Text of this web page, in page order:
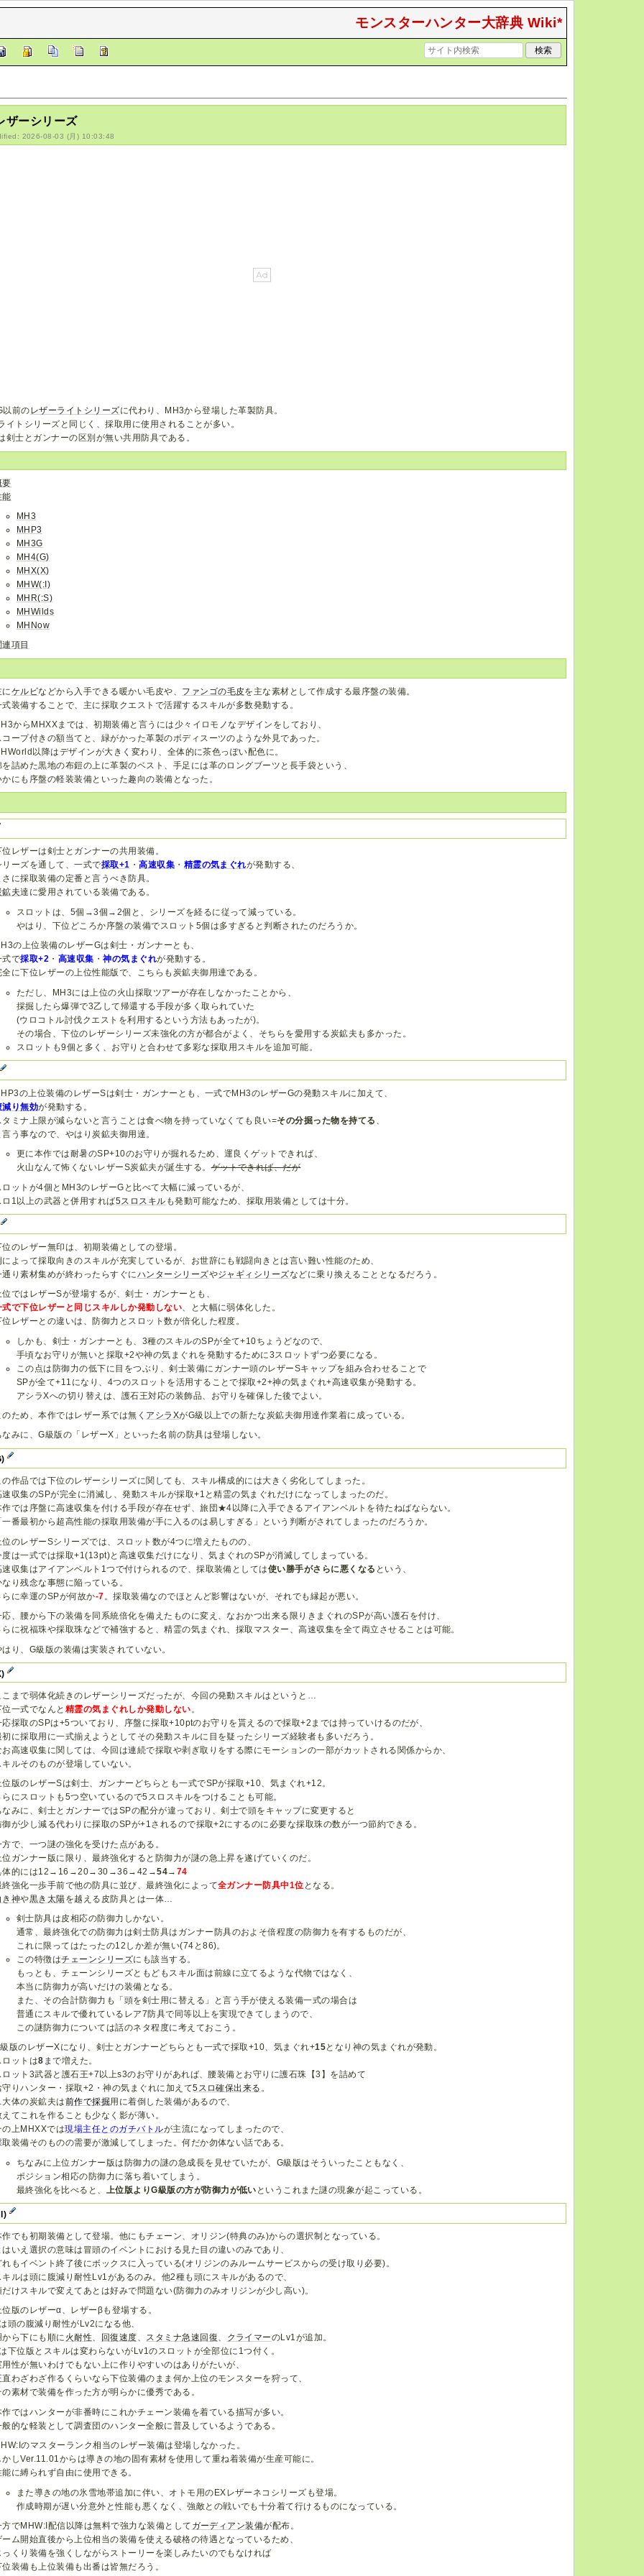
モンスターハンター大辞典 Wiki*
ザーシリーズ
2026-08-03 (月) 10:03:48
以前のレザーライトシリーズに代わり、MH3から登場した革製防具。
イトシリーズと同じく、採取用に使用されることが多い。
剣士とガンナーの区別が無い共用防具である。
要
能
MH3
MHP3
MH3G
MH4(G)
MHX(X)
MHW(:I)
MHR(:S)
MHWilds
MHNow
連項目
にケルビなどから入手できる暖かい毛皮や、 ファンゴの毛皮を主な素材として作成する最序盤の装備。
式装備することで、主に採取クエストで活躍するスキルが多数発動する。
からMHXXまでは、初期装備と言うには少々イロモノなデザインをしており、
コープ付きの額当てと、緑がかった革製のボディスーツのような外見であった。
以降はデザインが大きく変わり、全体的に茶色っぽい配色に。
を詰めた黒地の布鎧の上に革製のベスト、手足には革のロングブーツと長手袋という、
かにも序盤の軽装装備といった趣向の装備となった。
位レザーは剣士とガンナーの共用装備。
リーズを通して、一式で採取+1 ・高速収集 ・ 精霊の気まぐれが発動する、
さに採取装備の定番と言うべき防具。
鉱夫達に愛用されている装備である。
スロットは、5個→3個→2個と、シリーズを経るに従って減っている。
やはり、下位どころか序盤の装備でスロット5個は多すぎると判断されたのだろうか。
の上位装備のレザーGは剣士・ガンナーとも、
式で採取+2 ・ 高速収集 ・神の気まぐれが発動する。
全に下位レザーの上位性能版で、こちらも炭鉱夫御用達である。
ただし、MH3には上位の火山採取ツアーが存在しなかったことから、
採掘したら爆弾で3乙して帰還する手段が多く取られていた
(ウロコトル討伐クエストを利用するという方法もあったが)。
その場合、下位のレザーシリーズ未強化の方が都合がよく、そちらを愛用する炭鉱夫も多かった。
スロットも9個と多く、お守りと合わせて多彩な採取用スキルを追加可能。
の上位装備のレザーSは剣士・ガンナーとも、一式でMH3のレザーGの発動スキルに加えて、
減り無効が発動する。
タミナ上限が減らないと言うことは食べ物を持っていなくても良い=その分掘った物を持てる
言う事なので、やはり炭鉱夫御用達。
更に本作では耐暑のSP+10のお守りが掘れるため、運良くゲットできれば、
火山なんて怖くないレザーS炭鉱夫が誕生する。ゲットできれば、だが
ロットが4個とMH3のレザーGと比べて大幅に減っているが、
ロ1以上の武器と併用すれば5スロスキル も発動可能なため、採取用装備としては十分。
位のレザー無印は、初期装備としての登場。
によって採取向きのスキルが充実しているが、お世辞にも戦闘向きとは言い難い性能のため、
通り素材集めが終わったらすぐにハンターシリーズやジャギィシリーズなどに乗り換えることとなるだろう。
位ではレザーSが登場するが、剣士・ガンナーとも、
式で下位レザーと同じスキルしか発動しない、と大幅に弱体化した。
位レザーとの違いは、防御力とスロット数が倍化した程度。
しかも、剣士・ガンナーとも、3種のスキルのSPが全て+10ちょうどなので、
手頃なお守りが無いと採取+2や神の気まぐれを発動するために3スロットずつ必要になる。
この点は防御力の低下に目をつぶり、剣士装備にガンナー頭のレザーSキャップを組み合わせることで
SPが全て+11になり、4つのスロットを活用することで採取+2+神の気まぐれ+高速収集が発動する。
アシラXへの切り替えは、護石王対応の装飾品、お守りを確保した後でよい。
のため、本作ではレザー系では無く アシラXがG級以上での新たな炭鉱夫御用達作業着に成っている。
なみに、G級版の「レザーX」といった名前の防具は登場しない。
の作品では下位のレザーシリーズに関しても、スキル構成的には大きく劣化してしまった。
速収集のSPが完全に消滅し、発動スキルが採取+1と精霊の気まぐれだけになってしまったのだ。
作では序盤に高速収集を付ける手段が存在せず、旅団★4以降に入手できるアイアンベルトを待たねばならない。
一番最初から超高性能の採取用装備が手に入るのは易しすぎる」という判断がされてしまったのだろうか。
位のレザーSシリーズでは、スロット数が4つに増えたものの、
度は一式では採取+1(13pt)と高速収集だけになり、気まぐれのSPが消滅してしまっている。
速収集はアイアンベルト1つで付けられるので、採取装備としては使い勝手がさらに悪くなる という、
なり残念な事態に陥っている。
らに幸運のSPが何故か-7。採取装備なのでほとんど影響はないが、それでも縁起が悪い。
応、腰から下の装備を同系統倍化を備えたものに変え、なおかつ出来る限りきまぐれのSPが高い護石を付け、
らに祝福珠や採取珠などで補強すると、精霊の気まぐれ、採取マスター、高速収集を全て両立させることは可能。
はり、G級版の装備は実装されていない。
こまで弱体化続きのレザーシリーズだったが、今回の発動スキルはというと…
位一式でなんと 精霊の気まぐれしか発動しない。
応採取のSPは+5ついており、序盤に採取+10ptのお守りを貰えるので採取+2までは持っていけるのだが、
初に採取用に一式揃えようとしてその発動スキルに目を疑ったシリーズ経験者も多いだろう。
お高速収集に関しては、今回は連続で採取や剥ぎ取りをする際にモーションの一部がカットされる関係からか、
キルそのものが登場していない。
位版のレザーSは剣士、ガンナーどちらとも一式でSPが採取+10、気まぐれ+12。
らにスロットも5つ空いているので5スロスキルをつけることも可能。
なみに、剣士とガンナーではSPの配分が違っており、剣士で頭をキャップに変更すると
御が少し減る代わりに採取のSPが+1されるので採取+2にするのに必要な採取珠の数が一つ節約できる。
方で、一つ謎の強化を受けた点がある。
位ガンナー版に限り、最終強化すると防御力が謎の急上昇を遂げていくのだ。
体的には12→16→20→30→36→42→54→ 74
終強化一歩手前で他の防具に並び、最終強化によって全ガンナー防具中1位 となる。
き神や黒き太陽を越える皮防具とは一体…
剣士防具は皮相応の防御力しかない。
通常、最終強化での防御力は剣士防具はガンナー防具のおよそ倍程度の防御力を有するものだが、
これに限ってはたったの12しか差が無い(74と86)。
この特徴はチェーンシリーズにも該当する。
もっとも、チェーンシリーズともどもスキル面は前線に立てるような代物ではなく、
本当に防御力が高いだけの装備となる。
また、その合計防御力も「頭を剣士用に替える」と言う手が使える装備一式の場合は
普通にスキルで優れているレア7防具で同等以上を実現できてしまうので、
この謎防御力については話のネタ程度に考えておこう。
版のレザーXになり、剣士とガンナーどちらとも一式で採取+10、気まぐれ+15となり神の気まぐれが発動。
ロットは8 まで増えた。
ロット3武器と護石王+7以上s3のお守りがあれば、腰装備とお守りに護石珠【3】を詰めて
守りハンター・採取+2・神の気まぐれに加えて5スロ確保出来る 。
体の炭鉱夫は前作で採掘用に着倒した装備があるので、
えてこれを作ることも少なく影が薄い。
の上MHXXでは現場主任とのガチバトルが主流になってしまったので、
取装備そのものの需要が激減してしまった。何だか勿体ない話である。
ちなみに上位ガンナー版は防御力の謎の急成長を見せていたが、G級版はそういったこともなく、
ポジション相応の防御力に落ち着いてしまう。
最終強化を比べると、
上位版よりG級版の方が防御力が低い というこれまた謎の現象が起こっている。
作でも初期装備として登場。他にもチェーン、オリジン(特典のみ)からの選択制となっている。
はいえ選択の意味は冒頭のイベントにおける見た目の違いのみであり、
れもイベント終了後にボックスに入っている(オリジンのみルームサービスからの受け取り必要)。
キルは頭に腹減り耐性Lv1があるのみ。他2種も頭にスキルがあるので、
だけスキルで変えてあとは好みで問題ない(防御力のみオリジンが少し高い)。
位版のレザーα、レザーβも登場する。
頭の腹減り耐性がLv2になる他、
から下にも順に 火耐性、 回復速度、 スタミナ急速回復、 クライマーのLv1が追加。
下位版とスキルは変わらないがLv1のスロットが全部位に1つ付く。
用性が無いわけでもない上に作りやすいのはありがたいが、
直わざわざ作るくらいなら下位装備のまま何か上位のモンスターを狩って、
の素材で装備を作った方が明らかに優秀である。
作ではハンターが非番時にこれかチェーン装備を着ている描写が多い。
般的な軽装として調査団のハンター全般に普及しているようである。
のマスターランク相当のレザー装備は登場しなかった。
かしVer.11.01からは導きの地の固有素材を使用して重ね着装備が生産可能に。
能に縛られず自由に使用できる。
また導きの地の氷雪地帯追加に伴い、オトモ用のEXレザーネコシリーズも登場。
作成時期が遅い分意外と性能も悪くなく、強敵との戦いでも十分着て行けるものになっている。
方でMHW:I配信以降は無料で強力な装備として ガーディアン装備が配布。
ーム開始直後から上位相当の装備を使える破格の待遇となっているため、
っくり装備を強くしながらストーリーを楽しみたいのでもなければ
位装備も上位装備も出番は皆無だろう。